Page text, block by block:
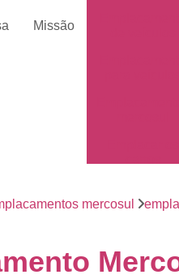
Missão
Placa de
mercosul